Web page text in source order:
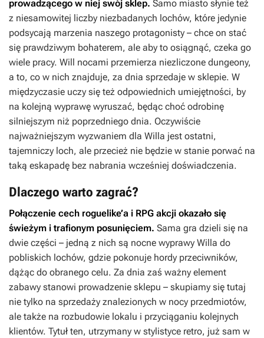
prowadzącego w niej swój sklep. Samo miasto słynie też
z niesamowitej liczby niezbadanych lochów, które jedynie
podsycają marzenia naszego protagonisty – chce on stać
się prawdziwym bohaterem, ale aby to osiągnąć, czeka go
wiele pracy. Will nocami przemierza niezliczone dungeony,
a to, co w nich znajduje, za dnia sprzedaje w sklepie. W
międzyczasie uczy się też odpowiednich umiejętności, by
na kolejną wyprawę wyruszać, będąc choć odrobinę
silniejszym niż poprzedniego dnia. Oczywiście
najważniejszym wyzwaniem dla Willa jest ostatni,
tajemniczy loch, ale przecież nie będzie w stanie porwać na
taką eskapadę bez nabrania wcześniej doświadczenia.
Dlaczego warto zagrać?
Połączenie cech roguelike’a i RPG akcji okazało się
świeżym i trafionym posunięciem. Sama gra dzieli się na
dwie części – jedną z nich są nocne wyprawy Willa do
pobliskich lochów, gdzie pokonuje hordy przeciwników,
dążąc do obranego celu. Za dnia zaś ważny element
zabawy stanowi prowadzenie sklepu – skupiamy się tutaj
nie tylko na sprzedaży znalezionych w nocy przedmiotów,
ale także na rozbudowie lokalu i przyciąganiu kolejnych
klientów. Tytuł ten, utrzymany w stylistyce retro, już sam w